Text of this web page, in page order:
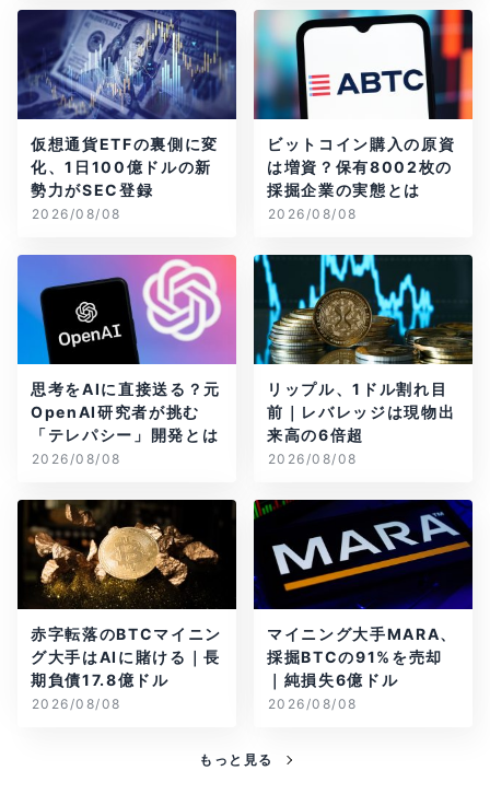
仮想通貨ETFの裏側に変
化、1日100億ドルの新
勢力がSEC登録
2026/08/08
ビットコイン購入の原資
は増資？保有8002枚の
採掘企業の実態とは
2026/08/08
思考をAIに直接送る？元
OpenAI研究者が挑む
「テレパシー」開発とは
2026/08/08
リップル、1ドル割れ目
前｜レバレッジは現物出
来高の6倍超
2026/08/08
赤字転落のBTCマイニン
グ大手はAIに賭ける｜長
期負債17.8億ドル
2026/08/08
マイニング大手MARA、
採掘BTCの91%を売却
｜純損失6億ドル
2026/08/08
もっと見る